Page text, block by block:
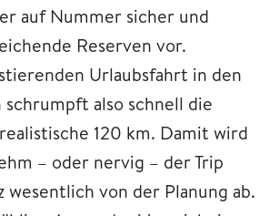
auf Nummer sicher und
Reserven vor.
Urlaubsfahrt in den
schrumpft also schnell die
120 km. Damit wird
– oder nervig – der Trip
wesentlich von der Planung ab.